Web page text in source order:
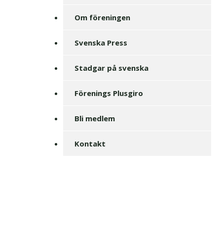
Om föreningen
Svenska Press
Stadgar på svenska
Förenings Plusgiro
Bli medlem
Kontakt